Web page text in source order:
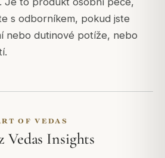
s odborníkem, pokud jste
nebo dutinové potíže, nebo
OF VEDAS
Vedas Insights